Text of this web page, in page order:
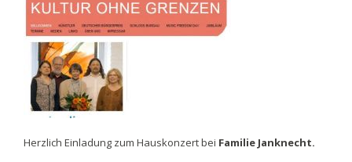
Herzlich Einladung zum Hauskonzert bei Familie Janknecht.